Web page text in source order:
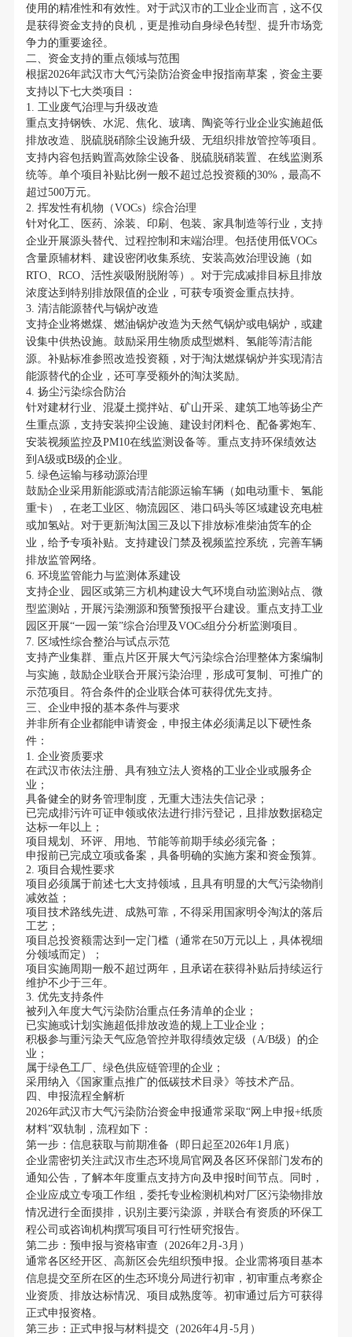
使用的精准性和有效性。对于武汉市的工业企业而言，这不仅
是获得资金支持的良机，更是推动自身绿色转型、提升市场竞
争力的重要途径。
二、资金支持的重点领域与范围
根据2026年武汉市大气污染防治资金申报指南草案，资金主要
支持以下七大类项目：
1. 工业废气治理与升级改造
重点支持钢铁、水泥、焦化、玻璃、陶瓷等行业企业实施超低
排放改造、脱硫脱硝除尘设施升级、无组织排放管控等项目。
支持内容包括购置高效除尘设备、脱硫脱硝装置、在线监测系
统等。单个项目补贴比例一般不超过总投资额的30%，最高不
超过500万元。
2. 挥发性有机物（VOCs）综合治理
针对化工、医药、涂装、印刷、包装、家具制造等行业，支持
企业开展源头替代、过程控制和末端治理。包括使用低VOCs
含量原辅材料、建设密闭收集系统、安装高效治理设施（如
RTO、RCO、活性炭吸附脱附等）。对于完成减排目标且排放
浓度达到特别排放限值的企业，可获专项资金重点扶持。
3. 清洁能源替代与锅炉改造
支持企业将燃煤、燃油锅炉改造为天然气锅炉或电锅炉，或建
设集中供热设施。鼓励采用生物质成型燃料、氢能等清洁能
源。补贴标准参照改造投资额，对于淘汰燃煤锅炉并实现清洁
能源替代的企业，还可享受额外的淘汰奖励。
4. 扬尘污染综合防治
针对建材行业、混凝土搅拌站、矿山开采、建筑工地等扬尘产
生重点源，支持安装抑尘设施、建设封闭料仓、配备雾炮车、
安装视频监控及PM10在线监测设备等。重点支持环保绩效达
到A级或B级的企业。
5. 绿色运输与移动源治理
鼓励企业采用新能源或清洁能源运输车辆（如电动重卡、氢能
重卡），在老工业区、物流园区、港口码头等区域建设充电桩
或加氢站。对于更新淘汰国三及以下排放标准柴油货车的企
业，给予专项补贴。支持建设门禁及视频监控系统，完善车辆
排放监管网络。
6. 环境监管能力与监测体系建设
支持企业、园区或第三方机构建设大气环境自动监测站点、微
型监测站，开展污染溯源和预警预报平台建设。重点支持工业
园区开展“一园一策”综合治理及VOCs组分分析监测项目。
7. 区域性综合整治与试点示范
支持产业集群、重点片区开展大气污染综合治理整体方案编制
与实施，鼓励企业联合开展污染治理，形成可复制、可推广的
示范项目。符合条件的企业联合体可获得优先支持。
三、企业申报的基本条件与要求
并非所有企业都能申请资金，申报主体必须满足以下硬性条
件：
1. 企业资质要求
在武汉市依法注册、具有独立法人资格的工业企业或服务企
业；
具备健全的财务管理制度，无重大违法失信记录；
已完成排污许可证申领或依法进行排污登记，且排放数据稳定
达标一年以上；
项目规划、环评、用地、节能等前期手续必须完备；
申报前已完成立项或备案，具备明确的实施方案和资金预算。
2. 项目合规性要求
项目必须属于前述七大支持领域，且具有明显的大气污染物削
减效益；
项目技术路线先进、成熟可靠，不得采用国家明令淘汰的落后
工艺；
项目总投资额需达到一定门槛（通常在50万元以上，具体视细
分领域而定）；
项目实施周期一般不超过两年，且承诺在获得补贴后持续运行
维护不少于三年。
3. 优先支持条件
被列入年度大气污染防治重点任务清单的企业；
已实施或计划实施超低排放改造的规上工业企业；
积极参与重污染天气应急管控并取得绩效定级（A/B级）的企
业；
属于绿色工厂、绿色供应链管理的企业；
采用纳入《国家重点推广的低碳技术目录》等技术产品。
四、申报流程全解析
2026年武汉市大气污染防治资金申报通常采取“网上申报+纸质
材料”双轨制，流程如下：
第一步：信息获取与前期准备（即日起至2026年1月底）
企业需密切关注武汉市生态环境局官网及各区环保部门发布的
通知公告，了解本年度重点支持方向及申报时间节点。同时，
企业应成立专项工作组，委托专业检测机构对厂区污染物排放
情况进行全面摸排，识别主要污染源，并联合有资质的环保工
程公司或咨询机构撰写项目可行性研究报告。
第二步：预申报与资格审查（2026年2月-3月）
通常各区经开区、高新区会先组织预申报。企业需将项目基本
信息提交至所在区的生态环境分局进行初审，初审重点考察企
业资质、排放达标情况、项目成熟度等。初审通过后方可获得
正式申报资格。
第三步：正式申报与材料提交（2026年4月-5月）